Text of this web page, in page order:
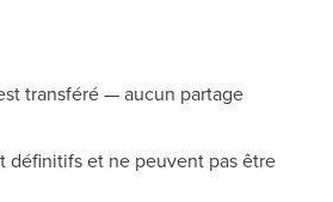
transféré — aucun partage
définitifs et ne peuvent pas être